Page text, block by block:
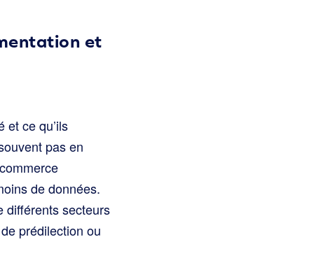
et
et ce qu’ils
pas en
de données.
différents secteurs
prédilection ou